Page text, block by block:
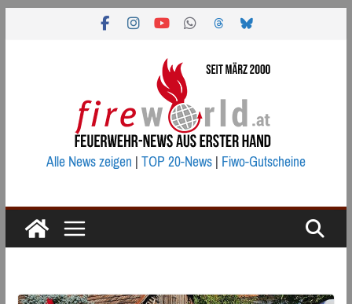
Alle News zeigen|TOP 20-News|Fiwo-Gutscheine